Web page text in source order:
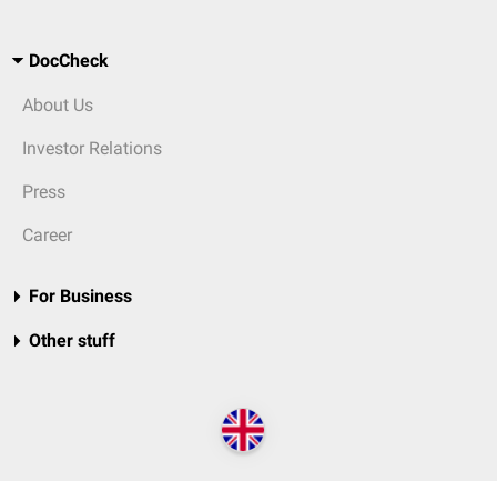
DocCheck
About Us
Investor Relations
Press
Career
For Business
Other stuff